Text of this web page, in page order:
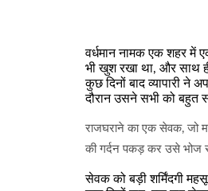
वर्धमान नामक एक शहर में
भी खुश रखा था, और साथ
कुछ दिनों बाद व्यापारी
दौरान उसने सभी को बहुत
राजघराने का एक सेवक,जो
की गर्दन पकड़ कर उसे भोज
सेवक को बड़ी शर्मिंदगी